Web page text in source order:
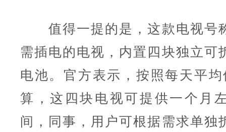
值得一提的是，这款电视号
需插电的电视，内置四块独立可
电池。官方表示，按照每天平
算，这四块电视可提供一个月
间，同事，用户可根据需求单独